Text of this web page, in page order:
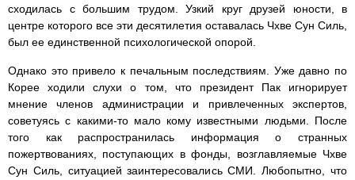
сходилась с большим трудом. Узкий круг друзей юности, в
центре которого все эти десятилетия оставалась Чхве Сун Силь,
был ее единственной психологической опорой.
Однако это привело к печальным последствиям. Уже давно по
Корее ходили слухи о том, что президент Пак игнорирует
мнение членов администрации и привлеченных экспертов,
советуясь с какими-то мало кому известными людьми. После
того как распространилась информация о странных
пожертвованиях, поступающих в фонды, возглавляемые Чхве
Сун Силь, ситуацией заинтересовались СМИ. Любопытно, что